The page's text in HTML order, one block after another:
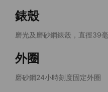
錶殼
磨光及磨砂鋼錶殼，直徑39
外圈
磨砂鋼24小時刻度固定外圈